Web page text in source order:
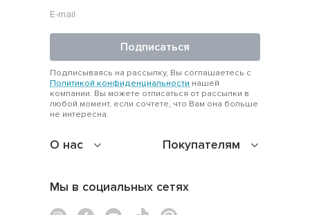
О нас Покупателям
Подписаться
Подписываясь на рассылку, Вы соглашаетесь с
Политикой конфиденциальности нашей
компании. Вы можете отписаться от рассылки в
любой момент, если сочтете, что Вам она больше
не интересна.
Мы в социальных сетях